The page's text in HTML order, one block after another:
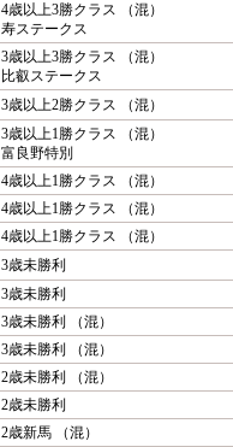
4歳以上3勝クラス （混）
寿ステークス
3歳以上3勝クラス （混）
比叡ステークス
3歳以上2勝クラス （混）
3歳以上1勝クラス （混）
富良野特別
4歳以上1勝クラス （混）
4歳以上1勝クラス （混）
4歳以上1勝クラス （混）
3歳未勝利
3歳未勝利
3歳未勝利 （混）
3歳未勝利 （混）
2歳未勝利 （混）
2歳未勝利
2歳新馬 （混）